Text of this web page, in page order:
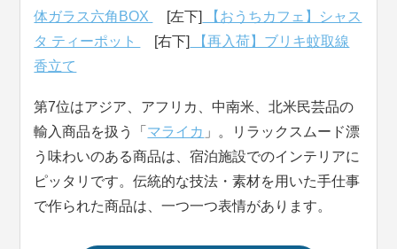
体ガラス六角BOX
[左下]
【おうちカフェ】シャス
タ ティーポット
[右下]
【再入荷】ブリキ蚊取線
香立て
第7位はアジア、アフリカ、中南米、北米民芸品の
輸入商品を扱う「 マライカ 」。リラックスムード漂
う味わいのある商品は、宿泊施設でのインテリアに
ピッタリです。伝統的な技法・素材を用いた手仕事
で作られた商品は、一つ一つ表情があります。